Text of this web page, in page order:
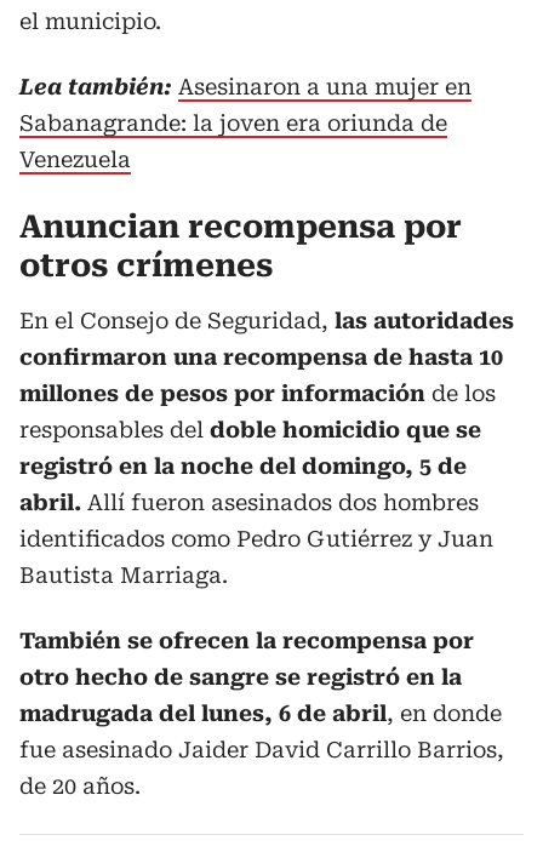
el municipio.
Lea también: Asesinaron a una mujer en
Sabanagrande: la joven era oriunda de
Venezuela
Anuncian recompensa por
otros crímenes
En el Consejo de Seguridad, las autoridades
confirmaron una recompensa de hasta 10
millones de pesos por información de los
responsables del doble homicidio que se
registró en la noche del domingo, 5 de
abril. Allí fueron asesinados dos hombres
identificados como Pedro Gutiérrez y Juan
Bautista Marriaga.
También se ofrecen la recompensa por
otro hecho de sangre se registró en la
madrugada del lunes, 6 de abril, en donde
fue asesinado Jaider David Carrillo Barrios,
de 20 años.